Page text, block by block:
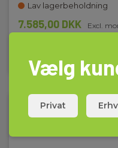
Lav lagerbeholdning
7.585,00 DKK Excl.
Vælg
Privat